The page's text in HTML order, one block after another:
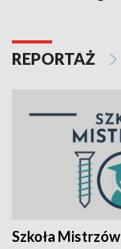
REPORTAŻ
Szkoła Mistrzów